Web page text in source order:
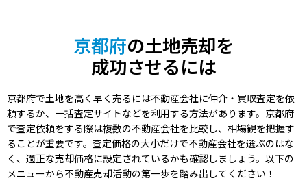
京都府の土地売却を
成功させるには
京都府で土地を高く早く売るには不動産会社に仲介・買取査定を依
頼するか、一括査定サイトなどを利用する方法があります。京都府
で査定依頼をする際は複数の不動産会社を比較し、相場観を把握す
ることが重要です。査定価格の大小だけで不動産会社を選ぶのはな
く、適正な売却価格に設定されているかも確認しましょう。以下の
メニューから不動産売却活動の第一歩を踏み出してください！